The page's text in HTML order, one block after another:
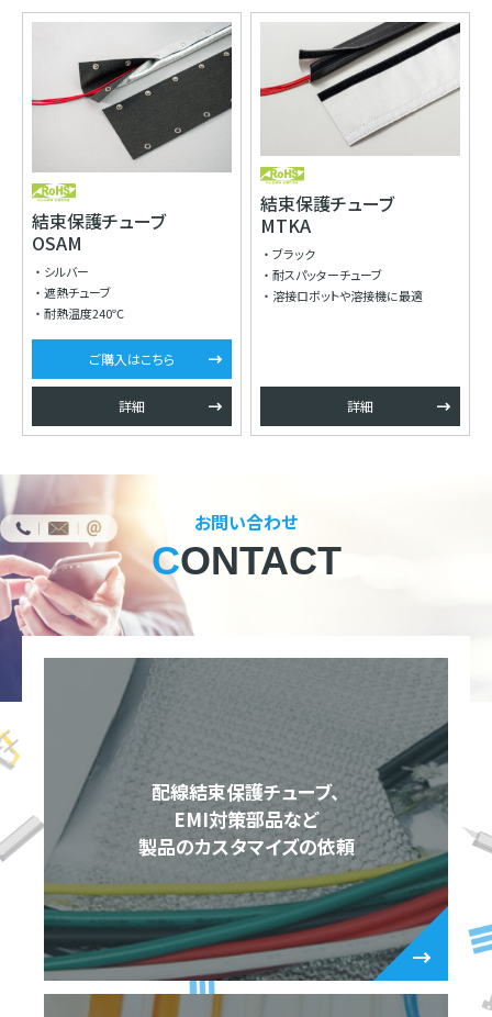
結束保護チューブ
OSAM
シルバー
遮熱チューブ
耐熱温度240℃
ご購入はこちら
詳細
結束保護チューブ
MTKA
ブラック
耐スパッターチューブ
溶接ロボットや溶接機に最適
詳細
お問い合わせ
CONTACT
配線結束保護チューブ、
EMI対策部品など
製品のカスタマイズの依頼